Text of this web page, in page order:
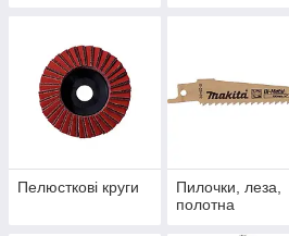
Пелюсткові круги
Пилочки, леза,
полотна